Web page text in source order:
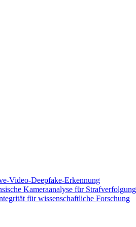
Video-Deepfake-Erkennung
Kameraanalyse für
für wissenschaftliche Forschung